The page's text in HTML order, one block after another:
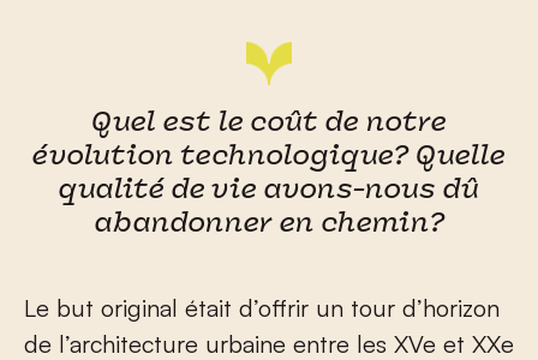
Quel est le coût de notre
évolution technologique? Quelle
qualité de vie avons-nous dû
abandonner en chemin?
Le but original était d’offrir un tour d’horizon
de l’architecture urbaine entre les XVe et XXe